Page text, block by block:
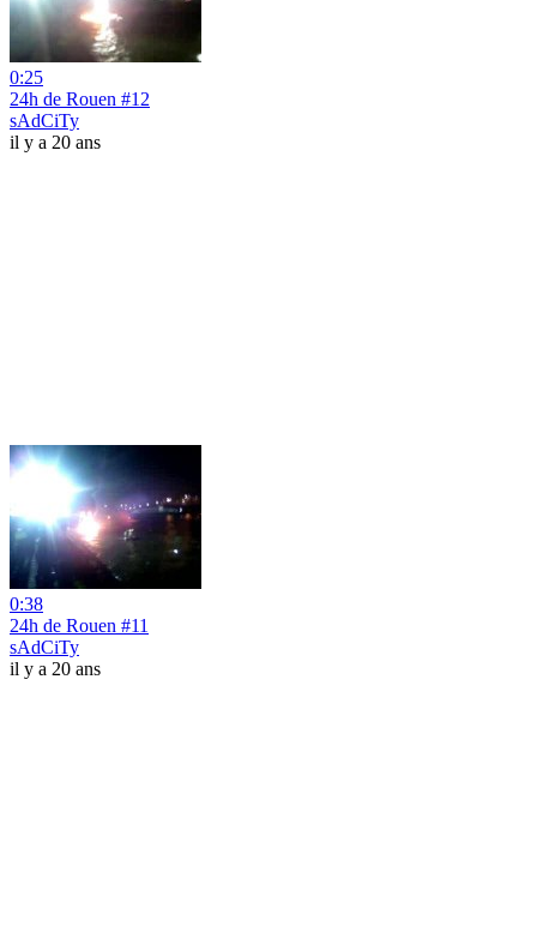
0:25
24h de Rouen #12
sAdCiTy
il y a 20 ans
0:38
24h de Rouen #11
sAdCiTy
il y a 20 ans